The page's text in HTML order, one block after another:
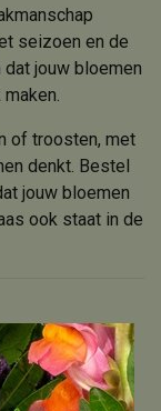
seizoen en de
jouw bloemen
of troosten, met
denkt. Bestel
jouw bloemen
ook staat in de